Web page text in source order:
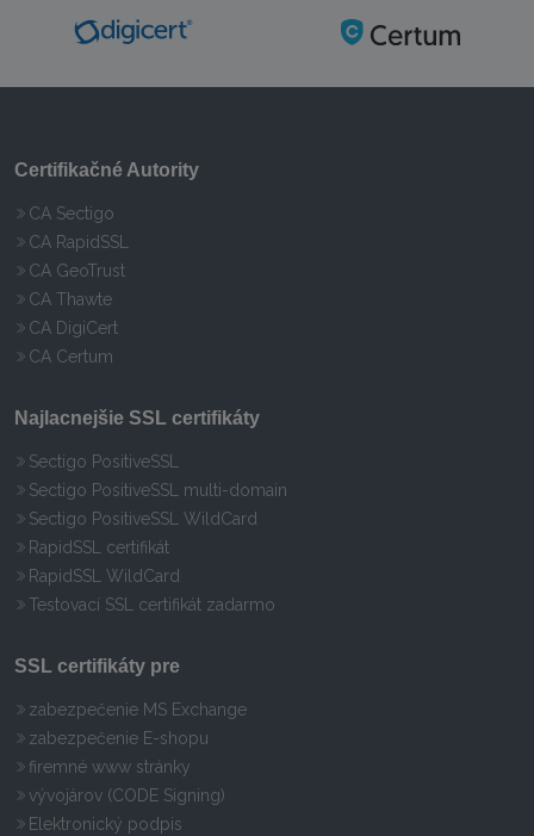
Certifikačné Autority
CA Sectigo
CA RapidSSL
CA GeoTrust
CA Thawte
CA DigiCert
CA Certum
Najlacnejšie SSL certifikáty
Sectigo PositiveSSL
Sectigo PositiveSSL multi-domain
Sectigo PositiveSSL WildCard
RapidSSL certifikát
RapidSSL WildCard
Testovací SSL certifikát zadarmo
SSL certifikáty pre
zabezpečenie MS Exchange
zabezpečenie E-shopu
firemné www stránky
vývojárov (CODE Signing)
Elektronický podpis